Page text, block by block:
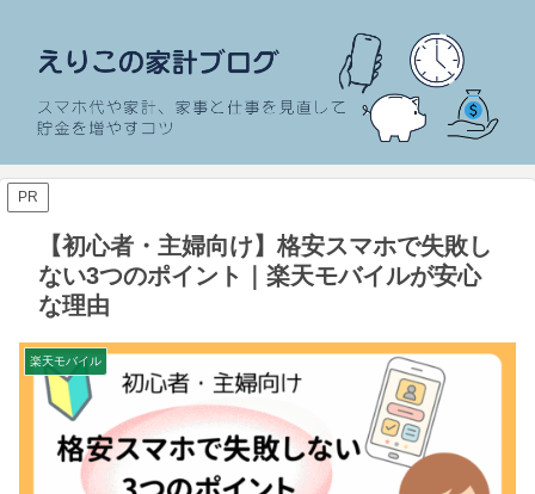
PR
【初心者・主婦向け】格安スマホで失敗し
ない3つのポイント｜楽天モバイルが安心
な理由
楽天モバイル